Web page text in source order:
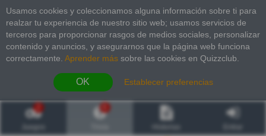
Usamos cookies y coleccionamos alguna información sobre ti para
realzar tu experiencia de nuestro sitio web; usamos servicios de
terceros para proporcionar rasgos de medios sociales, personalizar
contenido y anuncios, y asegurarnos que la página web funciona
correctamente. Aprender más sobre las cookies en Quizzclub.
OK Establecer preferencias
2